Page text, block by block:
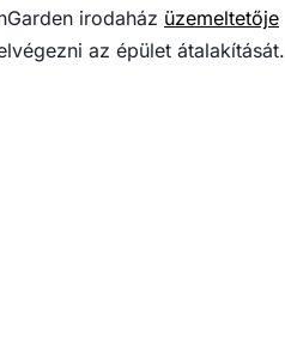
irodaház üzemeltetője
az épület átalakítását.